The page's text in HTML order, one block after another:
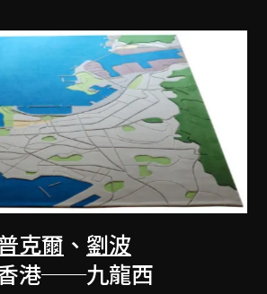
克爾 、 劉波
港──九龍西